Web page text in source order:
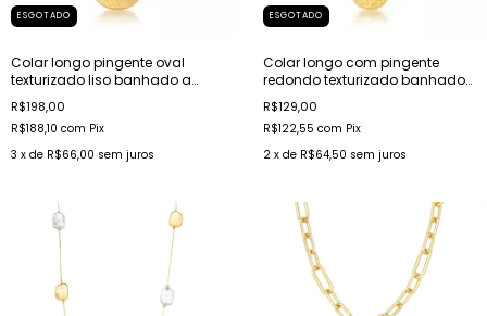
ESGOTADO
Colar longo pingente oval
texturizado liso banhado a
ouro acetinado
R$198,00
R$188,10 com Pix
3 x de R$66,00 sem juros
ESGOTADO
Colar longo com pingente
redondo texturizado banhado
a ouro acetinado
R$129,00
R$122,55 com Pix
2 x de R$64,50 sem juros